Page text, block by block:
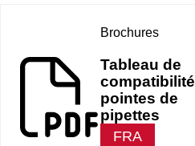
Brochures
Tableau de
compatibilité
pointes de
pipettes
FRA